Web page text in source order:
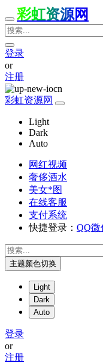
彩虹资源网
登录
or
注册
彩虹资源网
Light
Dark
Auto
网红视频
奢侈酒水
美女*图
在线客服
支付系统
快捷登录： QQ微
主题颜色切换
Light
Dark
Auto
登录
or
注册